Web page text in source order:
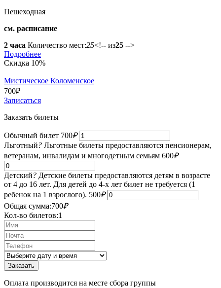
Пешеходная
см. расписание
2 часа Количество мест:25<!-- из25 -->
Подробнее
Скидка 10%
Мистическое Коломенское
700₽
Записаться
Заказать билеты
Обычный билет 700₽
Льготный? Льготные билеты предоставляются пенсионерам,
ветеранам, инвалидам и многодетным семьям 600₽
Детский? Детские билеты предоставляются детям в возрасте
от 4 до 16 лет. Для детей до 4-х лет билет не требуется (1
ребенок на 1 взрослого). 500₽
Общая сумма:700₽
Кол-во билетов:1
Оплата производится на месте сбора группы